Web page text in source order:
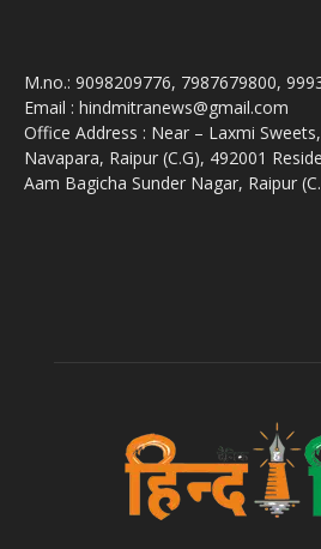
M.no.: 9098209776, 7987679800,
Email : hindmitranews@gmail.com
Office Address : Near – Laxmi
Navapara, Raipur (C.G), 492001
Aam Bagicha Sunder Nagar, Raipur